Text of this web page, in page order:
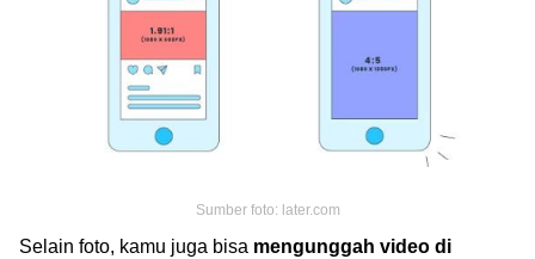
Sumber foto: later.com
Selain foto, kamu juga bisa mengunggah video di